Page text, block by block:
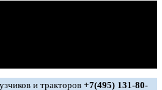
и тракторов +7(495) 131-80-